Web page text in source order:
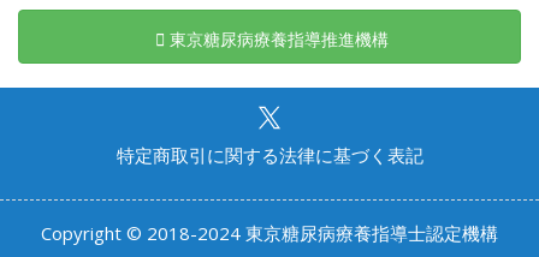
東京糖尿病療養指導推進機構
特定商取引に関する法律に基づく表記
Copyright © 2018-2024 東京糖尿病療養指導士認定機構